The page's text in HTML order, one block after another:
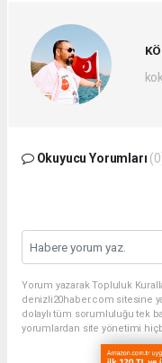
Okuyucu Yorumları
Yorum yazarak Topluluk
denizli20haber.com sitesine
dolaylı tüm sorumluluğu tek
yorumlardan site yönetimi